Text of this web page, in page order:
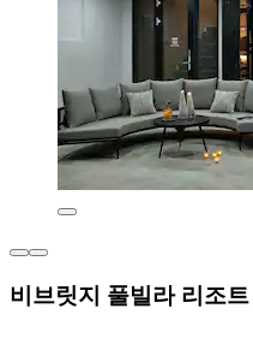
비브릿지 풀빌라 리조트